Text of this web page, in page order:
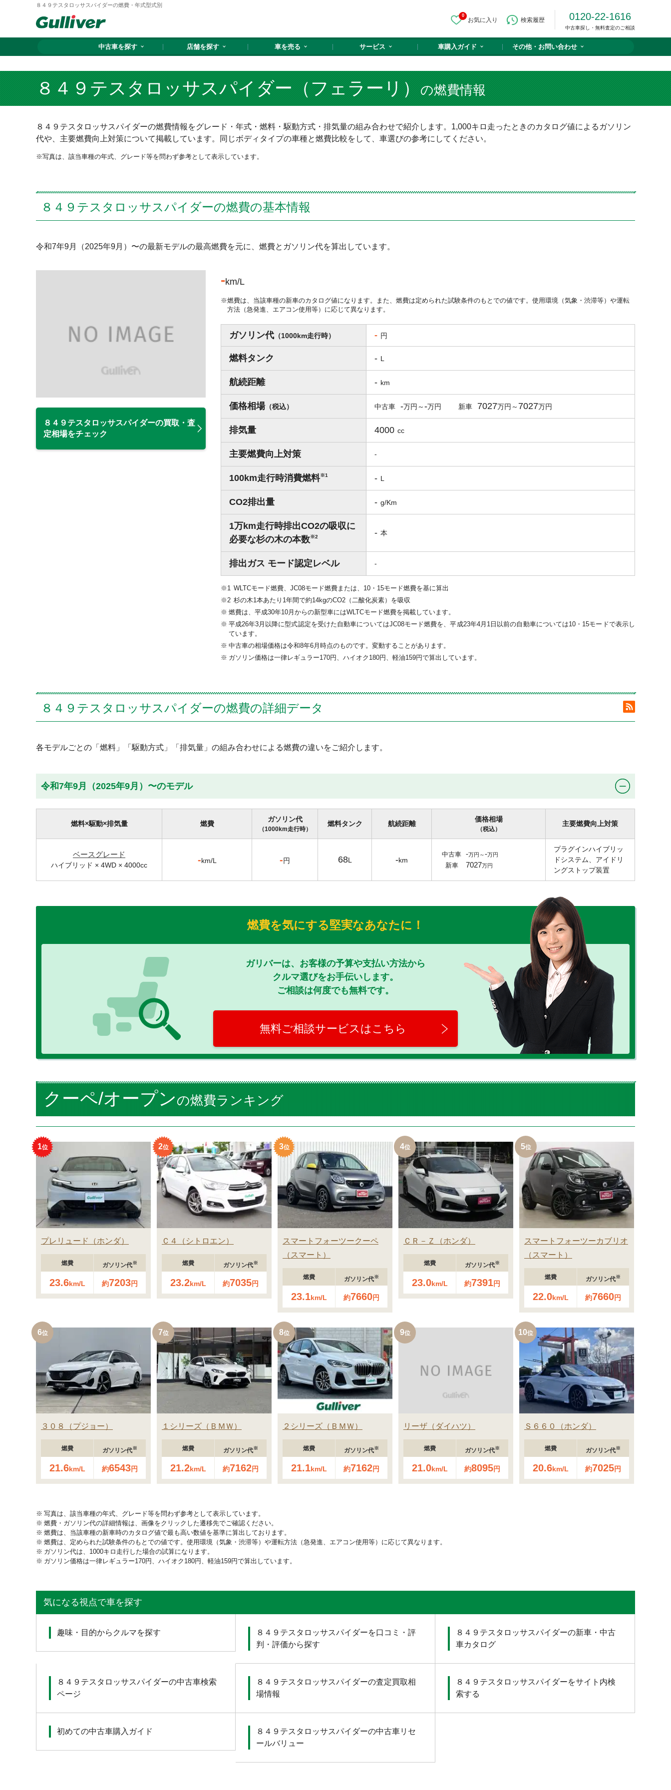
８４９テスタロッサスパイダーの燃費・年式型式別
0
お気に入り 検索履歴 0120-22-1616
中古車探し・無料査定のご相談
中古車を探す 店舗を探す 車を売る サービス 車購入ガイド その他・ お問い合わせ
８４９テスタロッサスパイダー（フェラーリ）の燃費情報
８４９テスタロッサスパイダーの燃費情報をグレード・年式・燃料・駆動方式・排気量の組み合わせで紹介します。1,000キロ走ったときのカタログ値によるガソリン
代や、主要燃費向上対策について掲載しています。同じボディタイプの車種と燃費比較をして、車選びの参考にしてください。
写真は、該当車種の年式、グレード等を問わず参考として表示しています。
８４９テスタロッサスパイダーの燃費の基本情報
令和7年9月（2025年9月）〜の最新モデルの最高燃費を元に、燃費とガソリン代を算出しています。
８４９テスタロッサスパイダーの買取・査
定相場をチェック
-km/L
燃費は、当該車種の新車のカタログ値になります。また、燃費は定められた試験条件のもとでの値です。使用環境（気象・渋滞等）や運転
方法（急発進、エアコン使用等）に応じて異なります。
ガソリン代 （1000km走行時） - 円
燃料タンク - L
航続距離 - km
価格相場（税込） 中古車 - - 新車 7027 7027
排気量 4000 cc
主要燃費向上対策 -
100km走行時消費燃料※1 - L
CO2排出量 - g/Km
1万km走行時排出CO2の吸収に
必要な杉の木の本数※2 - 本
排出ガス モード認定レベル -
WLTCモード燃費、JC08モード燃費または、10・15モード燃費を基に算出
杉の木1本あたり1年間で約14kgのCO2（二酸化炭素）を吸収
燃費は、平成30年10月からの新型車にはWLTCモード燃費を掲載しています。
平成26年3月以降に型式認定を受けた自動車についてはJC08モード燃費を、平成23年4月1日以前の自動車については10・15モードで表示し
ています。
中古車の相場価格は令和8年6月時点のものです。変動することがあります。
ガソリン価格は一律レギュラー170円、ハイオク180円、軽油159円で算出しています。
８４９テスタロッサスパイダーの燃費の詳細データ
各モデルごとの「燃料」「駆動方式」「排気量」の組み合わせによる燃費の違いをご紹介します。
令和7年9月（2025年9月）〜のモデル
燃料×駆動×排気量 燃費
ガソリン代
（1000km走行時）
燃料タンク 航続距離
価格相場
（税込）
主要燃費向上対策
ベースグレード
ハイブリッド × 4WD × 4000cc -km/L -円 68L -km
中古車 - -
新車 7027
プラグインハイブリッ
ドシステム、アイドリ
ングストップ装置
燃費を気にする堅実なあなたに！
ガリバーは、お客様の予算や支払い方法から
クルマ選びをお手伝いします。
ご相談は何度でも無料です。
無料ご相談サービスはこちら
クーペ/オープンの燃費ランキング
1
プレリュード ホンダ
燃費
23.6km/L
ガソリン代※
約7203円
2
Ｃ４ シトロエン
燃費
23.2km/L
ガソリン代※
約7035円
3
スマートフォーツークーペ
スマート
燃費
23.1km/L
ガソリン代※
約7660円
4
ＣＲ－Ｚ ホンダ
燃費
23.0km/L
ガソリン代※
約7391円
5
スマートフォーツーカブリオ
スマート
燃費
22.0km/L
ガソリン代※
約7660円
6
３０８ プジョー
燃費
21.6km/L
ガソリン代※
約6543円
7
１シリーズ ＢＭＷ
燃費
21.2km/L
ガソリン代※
約7162円
8
２シリーズ ＢＭＷ
燃費
21.1km/L
ガソリン代※
約7162円
9
リーザ ダイハツ
燃費
21.0km/L
ガソリン代※
約8095円
10
Ｓ６６０ ホンダ
燃費
20.6km/L
ガソリン代※
約7025円
写真は、該当車種の年式、グレード等を問わず参考として表示しています。
燃費・ガソリン代の詳細情報は、画像をクリックした遷移先でご確認ください。
燃費は、当該車種の新車時のカタログ値で最も高い数値を基準に算出しております。
燃費は、定められた試験条件のもとでの値です。使用環境（気象・渋滞等）や運転方法（急発進、エアコン使用等）に応じて異なります。
ガソリン代は、1000キロ走行した場合の試算になります。
ガソリン価格は一律レギュラー170円、ハイオク180円、軽油159円で算出しています。
気になる視点で車を探す
趣味・目的からクルマを探す
８４９テスタロッサスパイダーを口コミ・評
判・評価から探す
８４９テスタロッサスパイダーの新車・中古
車カタログ
８４９テスタロッサスパイダーの中古車検索
ページ
８４９テスタロッサスパイダーの査定買取相
場情報
８４９テスタロッサスパイダーをサイト内検
索する
初めての中古車購入ガイド
８４９テスタロッサスパイダーの中古車リセ
ールバリュー